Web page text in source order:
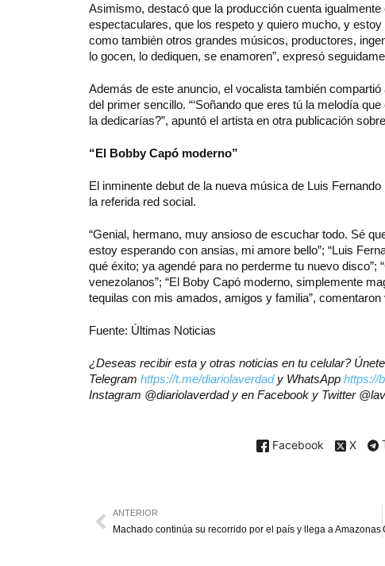
Asimismo, destacó que la producción cuenta
espectaculares, que los respeto y quiero mucho, y
como también otros grandes músicos, productores,
lo gocen, lo dediquen, se enamoren”, expresó
Además de este anuncio, el vocalista también
del primer sencillo. “‘Soñando que eres tú la melodía
la dedicarías?”, apuntó el artista en otra publicación
“El Bobby Capó moderno”
El inminente debut de la nueva música de Luis
la referida red social.
“Genial, hermano, muy ansioso de escuchar todo. Sé
estoy esperando con ansias, mi amore bello”; “Luis
qué éxito; ya agendé para no perderme tu nuevo
venezolanos”; “El Boby Capó moderno, simplemente
tequilas con mis amados, amigos y familia”,
Fuente: Últimas Noticias
¿Deseas recibir esta y otras noticias en tu celular?
Telegram https://t.me/diariolaverdady WhatsApp https://
Instagram @diariolaverdad y en Facebook y Twitter
Facebook X
ANTERIOR
Machado continúa su recorrido por el país y llega a Amazonas